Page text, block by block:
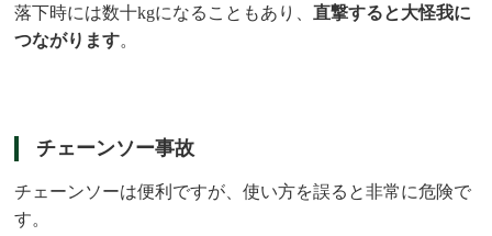
落下時には数十kgになることもあり、直撃すると大怪我に
つながります。
チェーンソー事故
チェーンソーは便利ですが、使い方を誤ると非常に危険で
す。